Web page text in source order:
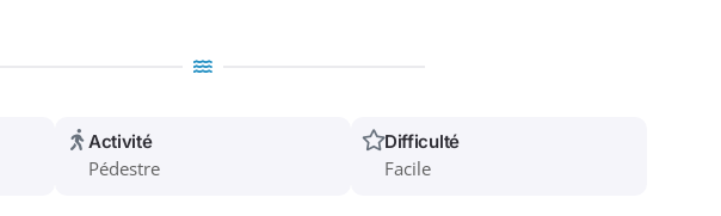
Activité
Pédestre
Difficulté
Facile